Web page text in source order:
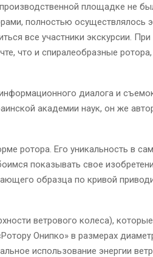
площадке не
полностью осуществлялось
все участники экскурсии. При
что и спиралеобразные
диалога и
академии наук, он же
ротора. Его уникальность в
показывать свое
образца по кривой
ветрового колеса),
Онипко» в размерах
использование энергии